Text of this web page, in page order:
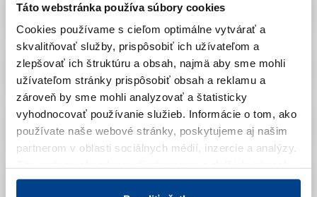
Táto webstránka používa súbory cookies
Cookies používame s cieľom optimálne vytvárať a
skvalitňovať služby, prispôsobiť ich užívateľom a
zlepšovať ich štruktúru a obsah, najmä aby sme mohli
užívateľom stránky prispôsobiť obsah a reklamu a
zároveň by sme mohli analyzovať a štatisticky
vyhodnocovať používanie služieb. Informácie o tom, ako
používate naše webové stránky, poskytujeme aj našim
partnerom v oblasti sociálnych médií, inzercie a analýzy.
ktoré vám poskytli alebo ktoré vás získali, keď ste
2024
2023
2022
2021